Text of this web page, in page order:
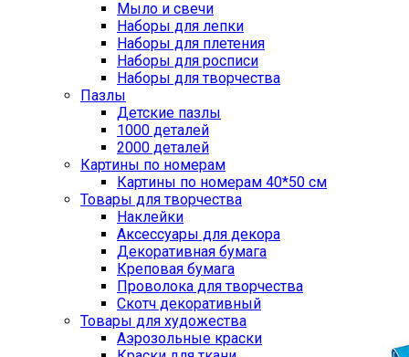
Мыло и свечи
Наборы для лепки
Наборы для плетения
Наборы для росписи
Наборы для творчества
Пазлы
Детские пазлы
1000 деталей
2000 деталей
Картины по номерам
Картины по номерам 40*50 см
Товары для творчества
Наклейки
Аксессуары для декора
Декоративная бумага
Креповая бумага
Проволока для творчества
Скотч декоративный
Товары для художества
Аэрозольные краски